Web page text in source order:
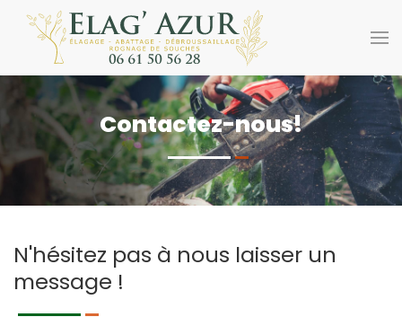
Contactez-nous!
N'hésitez pas à nous laisser un
message !